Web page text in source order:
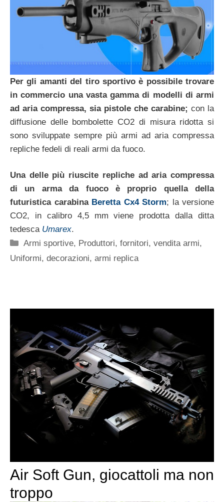
Per gli amanti del tiro sportivo è possibile trovare
in commercio una vasta gamma di modelli di armi
ad aria compressa, sia pistole che carabine; con la
diffusione delle bombolette CO2 di misura ridotta si
sono sviluppate sempre più armi ad aria compressa
repliche fedeli di reali armi da fuoco.
Una delle più riuscite repliche ad aria compressa
di un arma da fuoco è proprio quella della
futuristica carabina Beretta Cx4 Storm; la versione
CO2, in calibro 4,5 mm viene prodotta dalla ditta
tedesca Umarex.
Categorie
Armi sportive, Produttori, fornitori, vendita armi,
Uniformi, decorazioni, armi replica
Air Soft Gun, giocattoli ma non
troppo